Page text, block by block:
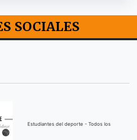
SOCIALES
Estudiantes del deporte - Todos los